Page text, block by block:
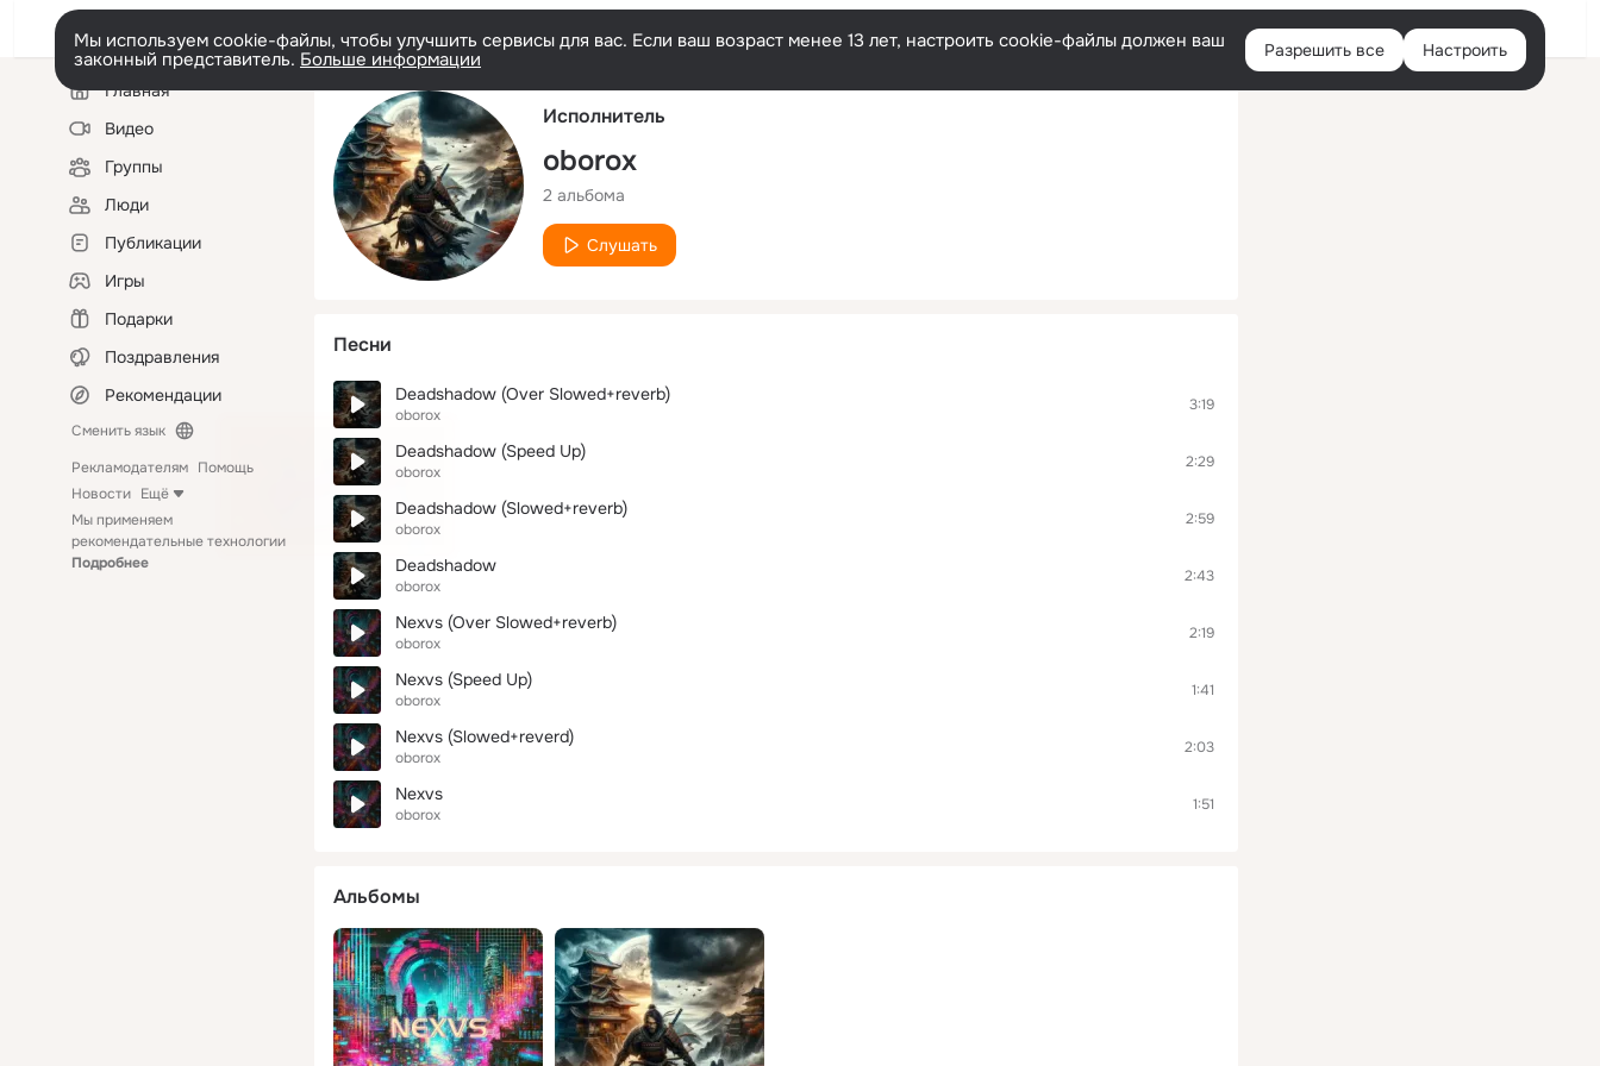
Русский Войти
Мы используем cookie-файлы, чтобы улучшить сервисы для вас. Если ваш возраст менее 13 лет, настроить cookie-файлы должен ваш
законный представитель. Больше информации Разрешить все Настроить
Левая
колонкаГлавная
Видео
Группы
Люди
Публикации
Игры
Подарки
Поздравления
Рекомендации
Сменить язык
Рекламодателям Помощь
Новости Ещё
Мы применяем
рекомендательные технологии
Подробнее
Исполнитель
oborox
2 альбома
Слушать
Песни
Deadshadow (Over Slowed+reverb)
oborox
3:19
Deadshadow (Speed Up)
oborox
2:29
Deadshadow (Slowed+reverb)
oborox
2:59
Deadshadow
oborox
2:43
Nexvs (Over Slowed+reverb)
oborox
2:19
Nexvs (Speed Up)
oborox
1:41
Nexvs (Slowed+reverd)
oborox
2:03
Nexvs
oborox
1:51
Альбомы